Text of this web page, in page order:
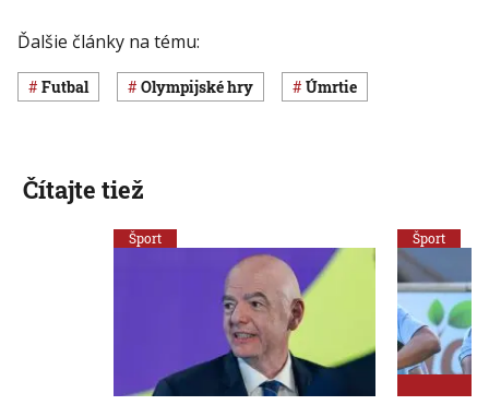
Ďalšie články na tému:
Futbal olympijské hry úmrtie
Čítajte tiež
Šport Šport